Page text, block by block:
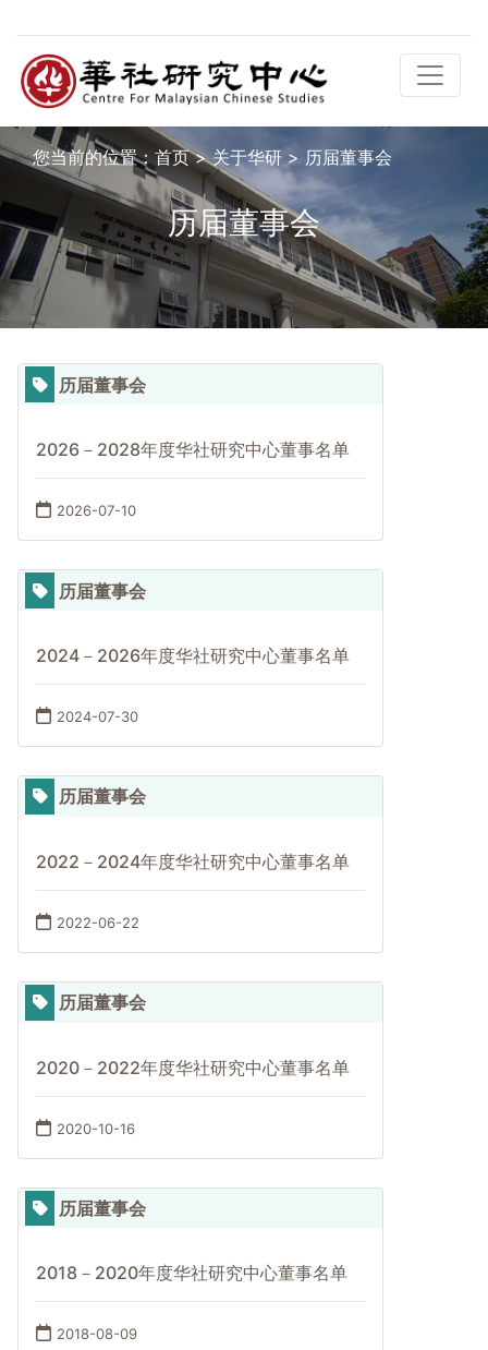
您当前的位置： 首页>关于华研 > 历届董事会
历届董事会
历届董事会
2026－2028年度华社研究中心董事名单
2026-07-10
历届董事会
2024－2026年度华社研究中心董事名单
2024-07-30
历届董事会
2022－2024年度华社研究中心董事名单
2022-06-22
历届董事会
2020－2022年度华社研究中心董事名单
2020-10-16
历届董事会
2018－2020年度华社研究中心董事名单
2018-08-09